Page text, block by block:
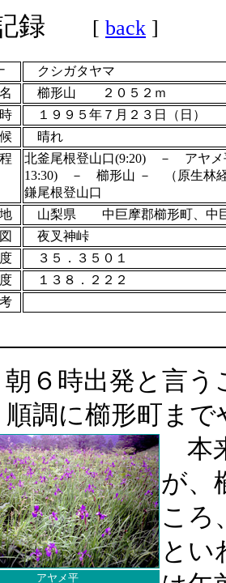
録 [ back ]
クシガタヤマ
櫛形山 ２０５２ｍ
１９９５年 ７月２３日（日）
晴れ
北釜尾根登山口(9:20) － アヤ
13:30) － 櫛形山 － （原生林
鎌尾根登山口
山梨県 中巨摩郡櫛形町、中
夜叉神峠
３５．３５０１
１３８．２２２
６時出発と言う
順調に櫛形町ま
アヤメ平
本
が、
ころ
とい